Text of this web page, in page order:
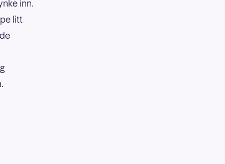
inn.
litt